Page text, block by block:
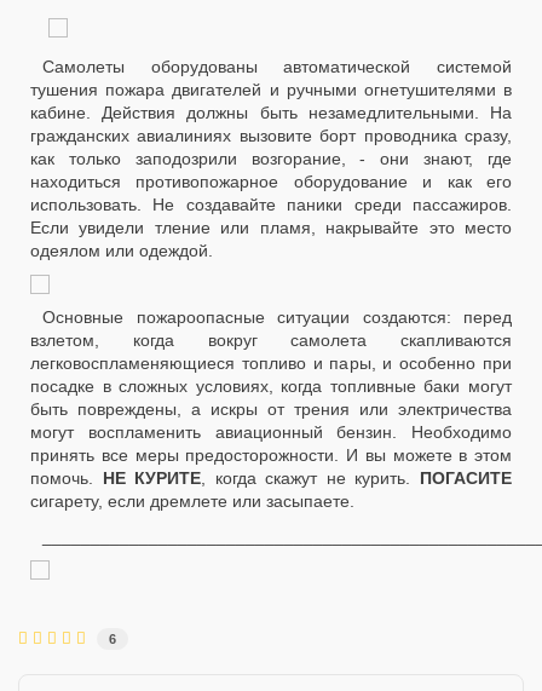
Самолеты оборудованы автоматической системой
тушения пожара двигателей и ручными огнетушителями в
кабине. Действия должны быть незамедлительными. На
гражданских авиалиниях вызовите борт проводника сразу,
как только заподозрили возгорание, - они знают, где
находиться противопожарное оборудование и как его
использовать. Не создавайте паники среди пассажиров.
Если увидели тление или пламя, накрывайте это место
одеялом или одеждой.
Основные пожароопасные ситуации создаются: перед
взлетом, когда вокруг самолета скапливаются
легковоспламеняющиеся топливо и пары, и особенно при
посадке в сложных условиях, когда топливные баки могут
быть повреждены, а искры от трения или электричества
могут воспламенить авиационный бензин. Необходимо
принять все меры предосторожности. И вы можете в этом
помочь. НЕ КУРИТЕ , когда скажут не курить. ПОГАСИТЕ
сигарету, если дремлете или засыпаете.
6